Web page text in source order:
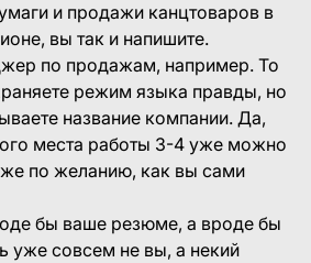
и продажи канцтоваров в
вы так и напишите.
по продажам, например. То
режим языка правды, но
название компании. Да,
места работы 3-4 уже можно
по желанию, как вы сами
бы ваше резюме, а вроде бы
уже совсем не вы, а некий